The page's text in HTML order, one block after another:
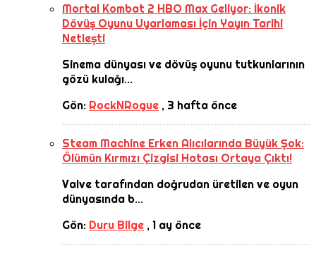
Mortal Kombat 2 HBO Max Geliyor: İkonik
Dövüş Oyunu Uyarlaması İçin Yayın Tarihi
Netleşti
Sinema dünyası ve dövüş oyunu tutkunlarının
gözü kulağı...
Gön: RockNRogue , 3 hafta önce
Steam Machine Erken Alıcılarında Büyük Şok:
Ölümün Kırmızı Çizgisi Hatası Ortaya Çıktı!
Valve tarafından doğrudan üretilen ve oyun
dünyasında b...
Gön: Duru Bilge ,1 ay önce